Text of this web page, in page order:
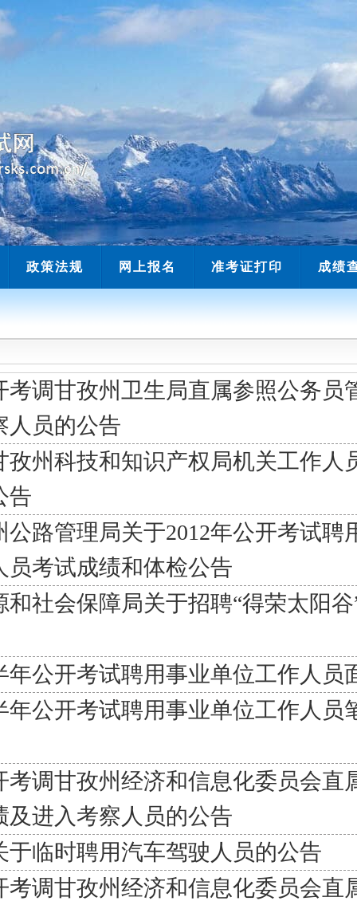
政策法规 网上报名 准考证打印 成绩
当前时间：
考调甘孜州卫生局直属参照公务员
人员的公告
孜州科技和知识产权局机关工作人
告
公路管理局关于2012年公开考试聘
员考试成绩和体检公告
和社会保障局关于招聘“得荣太阳
年公开考试聘用事业单位工作人员
年公开考试聘用事业单位工作人员
考调甘孜州经济和信息化委员会直
及进入考察人员的公告
于临时聘用汽车驾驶人员的公告
考调甘孜州经济和信息化委员会直